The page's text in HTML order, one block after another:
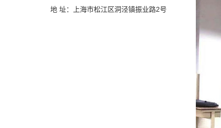
地 址：上海市松江区洞泾镇振业路2号